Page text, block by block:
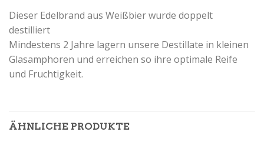
Dieser Edelbrand aus Weißbier wurde doppelt
destilliert
Mindestens 2 Jahre lagern unsere Destillate in kleinen
Glasamphoren und erreichen so ihre optimale Reife
und Fruchtigkeit.
ÄHNLICHE PRODUKTE